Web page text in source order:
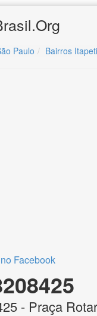
Paulo Bairros
Facebook
- Praça